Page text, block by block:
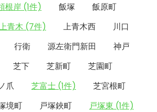
根岸 (1件) 飯塚
飯原町
青木 (7件) 上青木西
川口
行衛 源左衛門新田
神戸
芝下 芝新町
芝園町
爪 芝富士 (1件)
芝宮根町
境町 戸塚鋏町
戸塚東 (1件)